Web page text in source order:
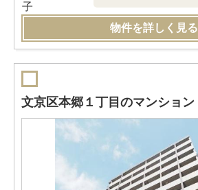
物件を詳しく見る
文京区本郷１丁目のマンション